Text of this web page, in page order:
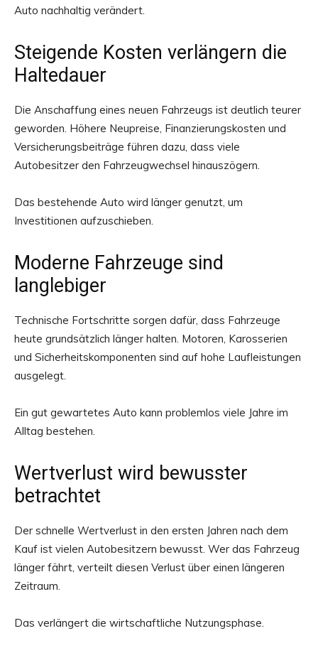
Auto nachhaltig verändert.
Steigende Kosten verlängern die
Haltedauer
Die Anschaffung eines neuen Fahrzeugs ist deutlich teurer
geworden. Höhere Neupreise, Finanzierungskosten und
Versicherungsbeiträge führen dazu, dass viele
Autobesitzer den Fahrzeugwechsel hinauszögern.
Das bestehende Auto wird länger genutzt, um
Investitionen aufzuschieben.
Moderne Fahrzeuge sind
langlebiger
Technische Fortschritte sorgen dafür, dass Fahrzeuge
heute grundsätzlich länger halten. Motoren, Karosserien
und Sicherheitskomponenten sind auf hohe Laufleistungen
ausgelegt.
Ein gut gewartetes Auto kann problemlos viele Jahre im
Alltag bestehen.
Wertverlust wird bewusster
betrachtet
Der schnelle Wertverlust in den ersten Jahren nach dem
Kauf ist vielen Autobesitzern bewusst. Wer das Fahrzeug
länger fährt, verteilt diesen Verlust über einen längeren
Zeitraum.
Das verlängert die wirtschaftliche Nutzungsphase.